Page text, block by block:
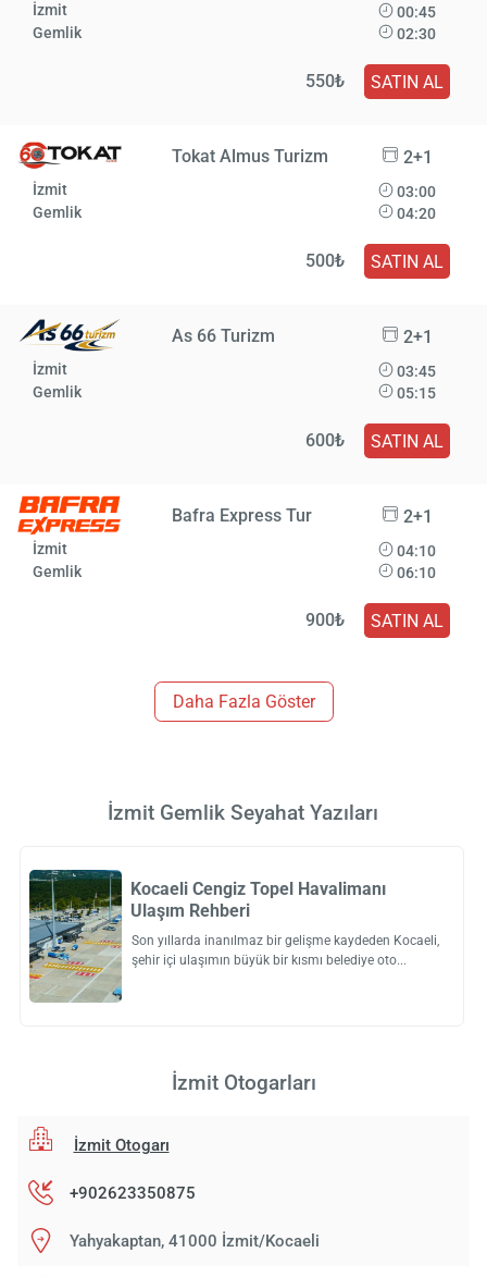
İzmit
Gemlik
00:45
02:30
550₺ SATIN AL
Tokat Almus Turizm 2+1
İzmit
Gemlik
03:00
04:20
500₺ SATIN AL
As 66 Turizm 2+1
İzmit
Gemlik
03:45
05:15
600₺ SATIN AL
Bafra Express Tur 2+1
İzmit
Gemlik
04:10
06:10
900₺ SATIN AL
Daha Fazla Göster
İzmit Gemlik Seyahat Yazıları
Kocaeli Cengiz Topel Havalimanı
Ulaşım Rehberi
Son yıllarda inanılmaz bir gelişme kaydeden Kocaeli,
şehir içi ulaşımın büyük bir kısmı belediye oto
İzmit Otogarları
İzmit Otogarı
+902623350875
Yahyakaptan, 41000 İzmit/Kocaeli